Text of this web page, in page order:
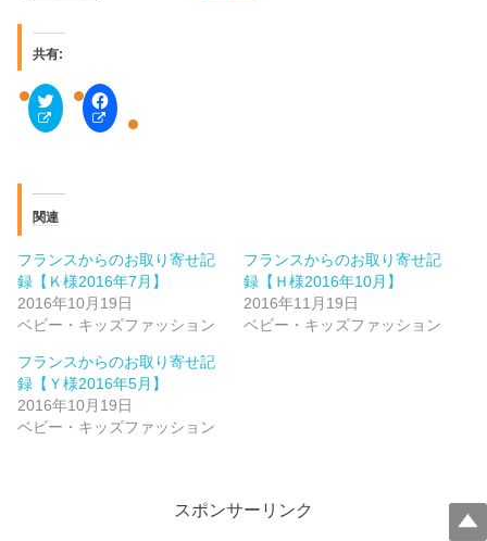
共有:
ク
リ
ッ
w
i
t
e
r
で
共
有
(
い
ウ
ィ
ン
ド
F
a
c
す
る
に
は
ク
リ
し
て
く
だ
さ
い
関連
フランスからのお取り寄せ記
録【Ｋ様2016年7月】
2016年10月19日
ベビー・キッズファッション
フランスからのお取り寄せ記
録【Ｈ様2016年10月】
2016年11月19日
ベビー・キッズファッション
フランスからのお取り寄せ記
録【Ｙ様2016年5月】
2016年10月19日
ベビー・キッズファッション
スポンサーリンク